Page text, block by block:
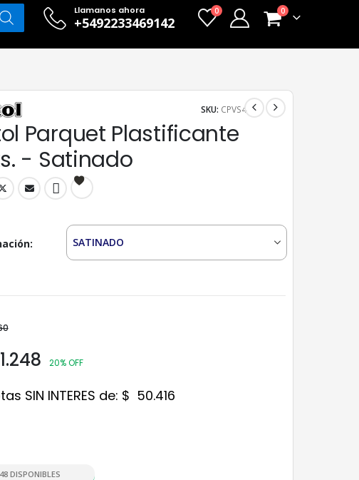
Llamanos ahora
+5492233469142
0 0
Parquet Plastificante
- Satinado
SKU: CPVS4
20% OFF
SIN INTERES de: $ 50.416
48 DISPONIBLES